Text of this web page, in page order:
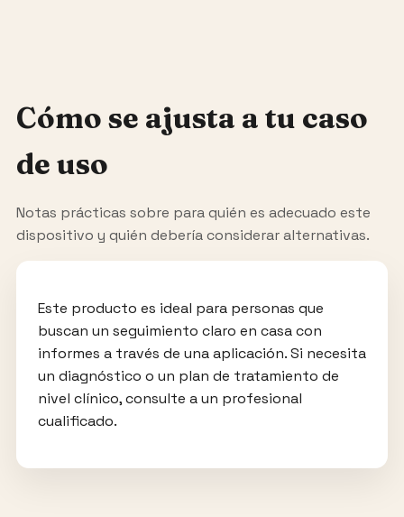
Cómo se ajusta a tu caso
de uso
Notas prácticas sobre para quién es adecuado este
dispositivo y quién debería considerar alternativas.
Este producto es ideal para personas que
buscan un seguimiento claro en casa con
informes a través de una aplicación. Si necesita
un diagnóstico o un plan de tratamiento de
nivel clínico, consulte a un profesional
cualificado.